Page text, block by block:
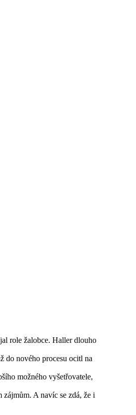
role žalobce. Haller dlouho
do nového procesu ocitl na
možného vyšetřovatele,
A navíc se zdá, že i